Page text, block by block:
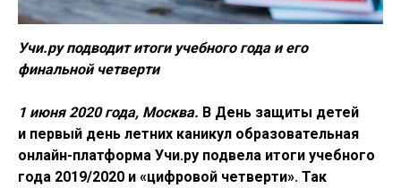
Учи.ру подводит итоги учебного года и его
финальной четверти
1 июня 2020 года, Москва. В День защиты детей
и первый день летних каникул образовательная
онлайн-платформа Учи.ру подвела итоги учебного
года 2019/2020 и «цифровой четверти». Так